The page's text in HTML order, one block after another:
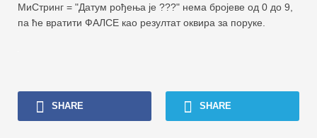
МиСтринг = "Датум рођења је ???" нема бројеве од 0 до 9,
па ће вратити ФАЛСЕ као резултат оквира за поруке.
SHARE SHARE